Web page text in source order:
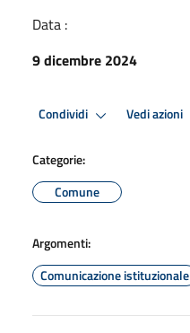
Data :
9 dicembre 2024
Condividi Vedi azioni
Categorie:
Comune
Argomenti:
Comunicazione istituzionale